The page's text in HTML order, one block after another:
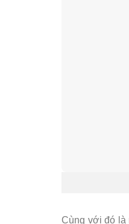
Cùng với đó là